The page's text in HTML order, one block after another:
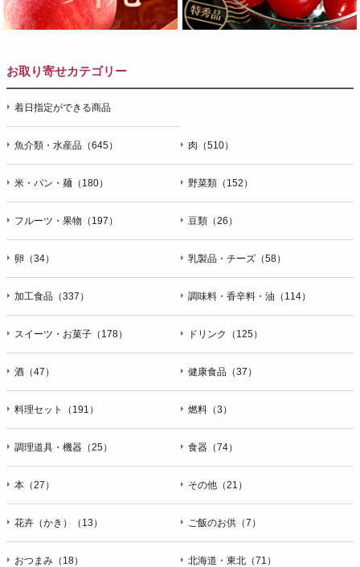
お取り寄せカテゴリー
着日指定ができる商品
魚介類・水産品（645） 肉（510）
米・パン・麺（180） 野菜類（152）
フルーツ・果物（197） 豆類（26）
卵（34） 乳製品・チーズ（58）
加工食品（337） 調味料・香辛料・油（114）
スイーツ・お菓子（178） ドリンク（125）
酒（47） 健康食品（37）
料理セット（191） 燃料（3）
調理道具・機器（25） 食器（74）
本（27） その他（21）
花卉（かき）（13） ご飯のお供（7）
おつまみ（18） 北海道・東北（71）